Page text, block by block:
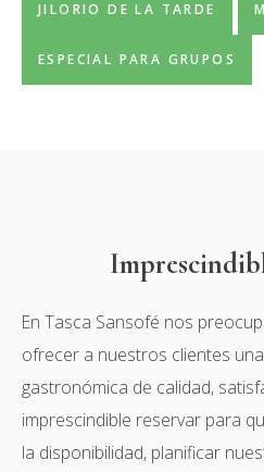
JILORIO DE LA TARDE
ESPECIAL PARA GRUPOS
En Tasca Sansofé nos
ofrecer a nuestros clientes
gastronómica de calidad,
imprescindible reservar para
la disponibilidad, planificar